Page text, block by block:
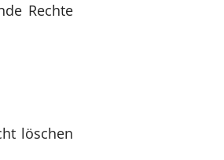
Rechte
löschen